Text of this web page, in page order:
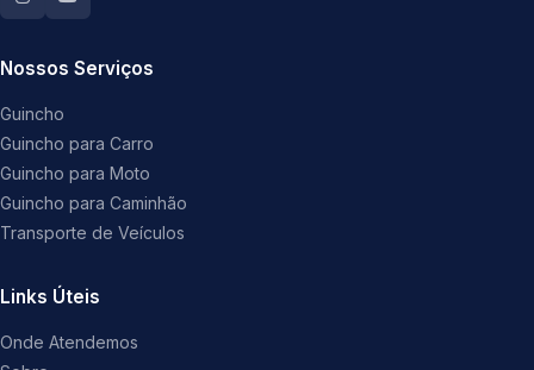
Nossos Serviços
Guincho
Guincho para Carro
Guincho para Moto
Guincho para Caminhão
Transporte de Veículos
Links Úteis
Onde Atendemos